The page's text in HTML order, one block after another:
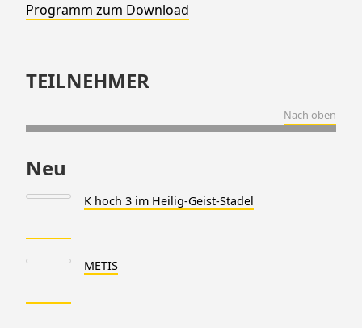
Programm zum Download
TEILNEHMER
Nach oben
Neu
K hoch 3 im Heilig-Geist-Stadel
METIS